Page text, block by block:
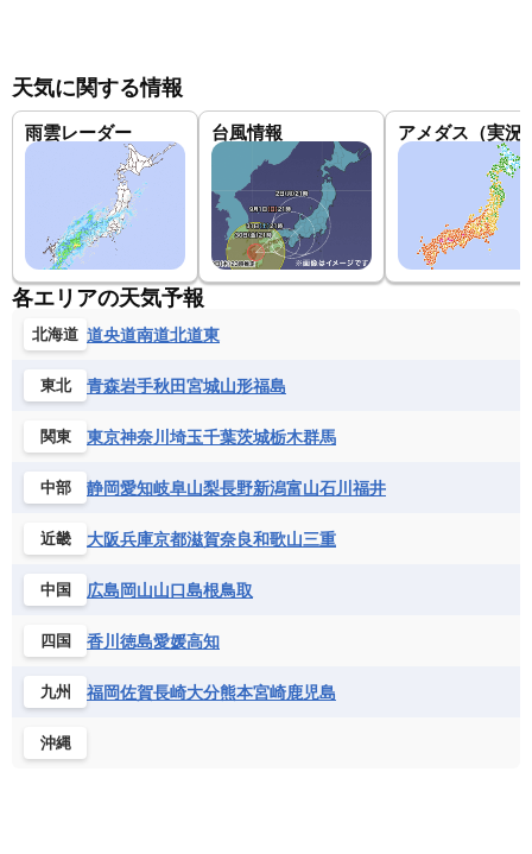
天気に関する情報
雨雲レーダー 台風情報 アメダス（実況
各エリアの天気予報
北海道 道央道南道北道東
東北 青森岩手秋田宮城山形福島
関東 東京神奈川 埼玉千葉茨城栃木群馬
中部 静岡愛知岐阜山梨長野新潟富山石川 福井
近畿 大阪兵庫京都滋賀奈良和歌山三重
中国 広島岡山山口島根鳥取
四国 香川 徳島愛媛高知
九州 福岡佐賀長崎大分熊本宮崎鹿児島
沖縄